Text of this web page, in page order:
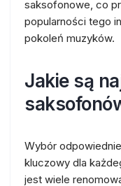
saksofonowe, co
popularności tego
pokoleń muzyków.
Jakie są
Wybór
kluczowy dla
jest wiele